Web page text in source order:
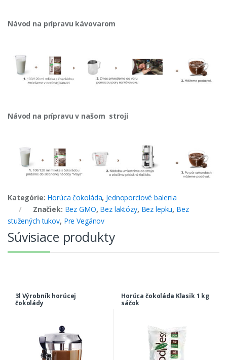
Návod na prípravu kávovarom
Návod na prípravu v našom stroji
Kategórie: Horúca čokoláda, Jednoporciové balenia
Značiek: Bez GMO, Bez laktózy, Bez lepku, Bez
stužených tukov, Pre Vegánov
Súvisiace produkty
3l Výrobník horúcej
čokolády
Horúca čokoláda Klasik 1 kg
sáčok